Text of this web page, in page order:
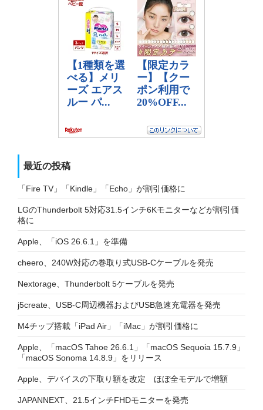
最近の投稿
「Fire TV」「Kindle」「Echo」が割引価格に
LGのThunderbolt 5対応31.5インチ6Kモニターなどが割引価
格に
Apple、「iOS 26.6.1」を準備
cheero、240W対応の巻取り式USB-Cケーブルを発売
Nextorage、Thunderbolt 5ケーブルを発売
j5create、USB-C周辺機器およびUSB急速充電器を発売
M4チップ搭載「iPad Air」「iMac」が割引価格に
Apple、「macOS Tahoe 26.6.1」「macOS Sequoia 15.7.9」
「macOS Sonoma 14.8.9」をリリース
Apple、デバイスの下取り額を改定 ほぼ全モデルで増額
JAPANNEXT、21.5インチFHDモニターを発売